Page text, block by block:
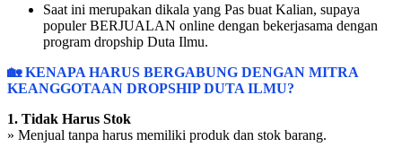
Saat ini merupakan dikala yang Pas buat Kalian, supaya
populer BERJUALAN online dengan bekerjasama dengan
program dropship Duta Ilmu.
🏡 KENAPA HARUS BERGABUNG DENGAN MITRA
KEANGGOTAAN DROPSHIP DUTA ILMU?
1. Tidak Harus Stok
» Menjual tanpa harus memiliki produk dan stok barang.